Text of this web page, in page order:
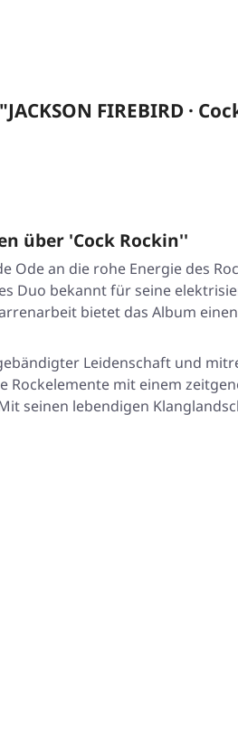
FIREBIRD ·
über 'Cock Rockin''
Ode an die rohe Energie des
Duo bekannt für seine
bietet das Album
Leidenschaft und
Rockelemente mit einem
seinen lebendigen